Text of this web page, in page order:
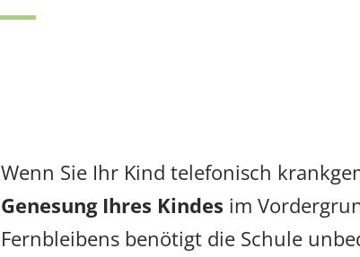
Wenn Sie Ihr Kind telefonisch
Genesung Ihres Kindes im
Fernbleibens benötigt die Schule